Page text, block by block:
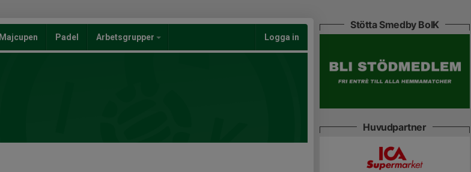
Majcupen Padel Arbetsgrupper Logga in
Stötta Smedby BoIK
Huvudpartner